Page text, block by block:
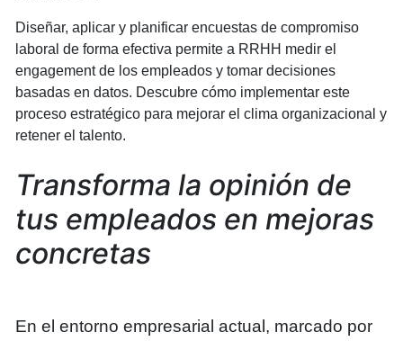
Diseñar, aplicar y planificar encuestas de compromiso
laboral de forma efectiva permite a RRHH medir el
engagement de los empleados y tomar decisiones
basadas en datos. Descubre cómo implementar este
proceso estratégico para mejorar el clima organizacional y
retener el talento.
Transforma la opinión de
tus empleados en mejoras
concretas
En el entorno empresarial actual, marcado por